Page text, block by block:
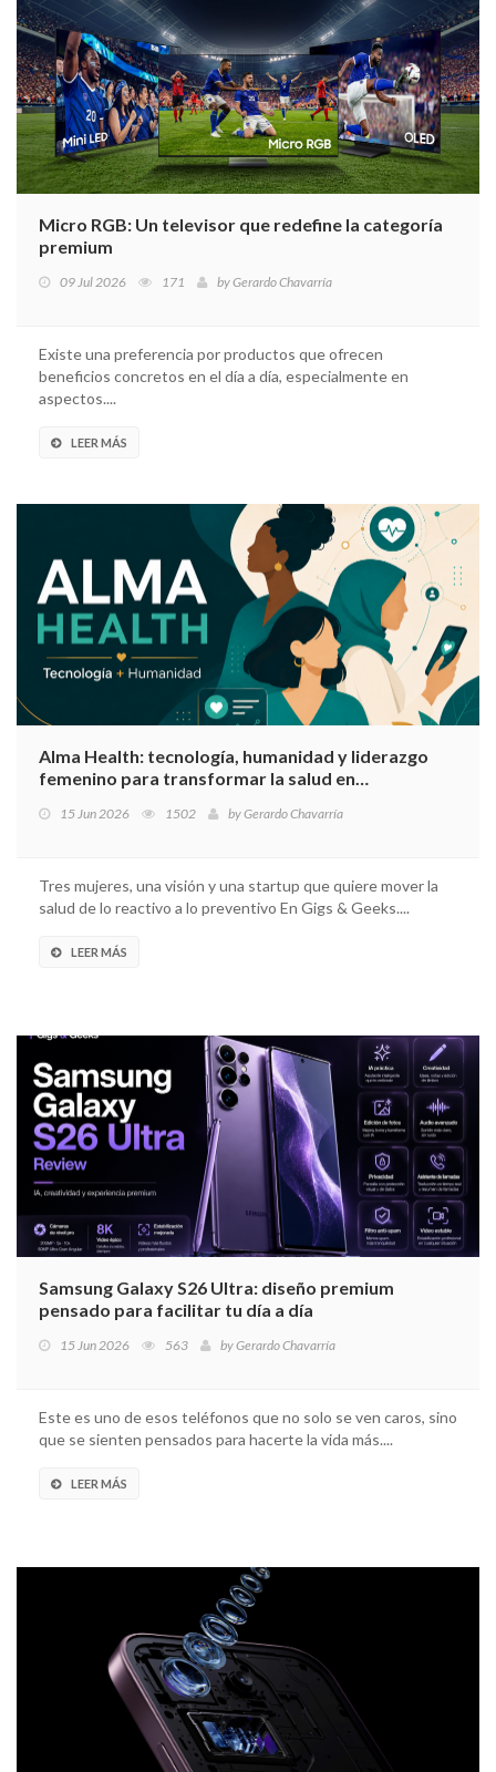
Micro RGB: Un televisor que redefine la categoría
premium
09 Jul 2026 171 byGerardo Chavarría
Existe una preferencia por productos que ofrecen
beneficios concretos en el día a día, especialmente en
aspectos....
LEER MÁS
Alma Health: tecnología, humanidad y liderazgo
femenino para transformar la salud en
15 Jun 2026 1502 byGerardo Chavarría
Tres mujeres, una visión y una startup que quiere mover la
salud de lo reactivo a lo preventivo En Gigs & Geeks....
LEER MÁS
Samsung Galaxy S26 Ultra: diseño premium
pensado para facilitar tu día a día
15 Jun 2026 563 byGerardo Chavarría
Este es uno de esos teléfonos que no solo se ven caros, sino
que se sienten pensados para hacerte la vida más....
LEER MÁS